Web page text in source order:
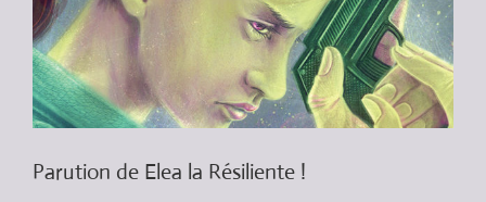
Parution de Elea la Résiliente !